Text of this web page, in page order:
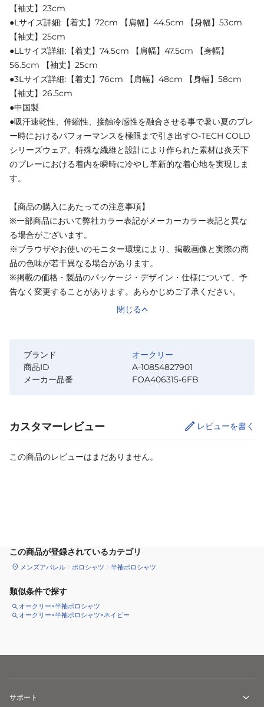
【袖丈】23cm
●Lサイズ詳細:【着丈】72cm 【肩幅】44.5cm 【身幅】53cm
【袖丈】25cm
●LLサイズ詳細:【着丈】74.5cm 【肩幅】47.5cm 【身幅】
56.5cm 【袖丈】25cm
●3Lサイズ詳細:【着丈】76cm 【肩幅】48cm 【身幅】58cm
【袖丈】26.5cm
●中国製
●吸汗速乾性、伸縮性、接触冷感性を融合させる事で暑い夏のプレ
ー時におけるパフォーマンスを極限まで引き出すO-TECH COLD
シリーズウェア。特殊な繊維と設計により作られた素材は炎天下
のプレーにおける着内を瞬時に冷やし革新的な着心地を実現しま
す。
【商品の購入にあたっての注意事項】
※一部商品において弊社カラー表記がメーカーカラー表記と異な
る場合がございます。
※ブラウザやお使いのモニター環境により、掲載画像と実際の商
品の色味が若干異なる場合があります。
※掲載の価格・製品のパッケージ・デザイン・仕様について、予
告なく変更することがあります。あらかじめご了承ください。
閉じる
ブランド
オークリー
商品ID
A-10854827901
メーカー品番
FOA406315-6FB
カスタマーレビュー レビューを書く
この商品のレビューはまだありません。
この商品が登録されているカテゴリ
メンズアパレル ポロシャツ 半袖ポロシャツ
類似条件で探す
オークリー×半袖ポロシャツ
オークリー×半袖ポロシャツ×ネイビー
サポート